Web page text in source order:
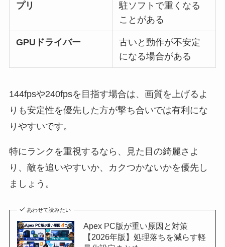
プリ
駐ソフトで重くなる
ことがある
GPUドライバー
古いと動作が不安定
になる場合がある
144fpsや240fpsを目指す場合は、画質を上げるよ
りも安定性を優先した方が撃ち合いでは有利にな
りやすいです。
特にランクを重視するなら、見た目の綺麗さよ
り、敵を追いやすいか、カクつかないかを優先し
ましょう。
あわせて読みたい
Apex PC版が重い原因と対策
【2026年版】処理落ちを減らす軽